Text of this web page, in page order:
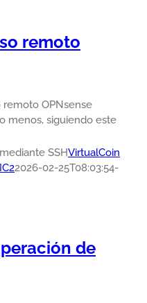
remoto
OPNsense
menos, siguiendo este
SSHVirtualCoin
2026-02-25T08:03:54-
de